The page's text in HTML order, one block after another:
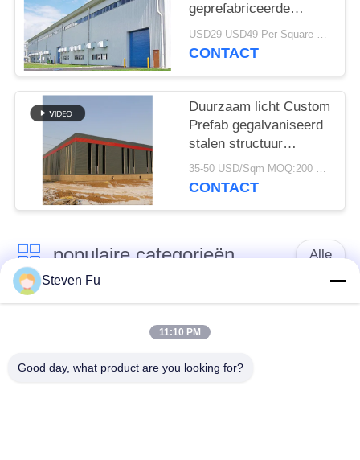
geprefabriceerde
industriële
staalstructuur
USD29-USD49 Per Square Meter MOQ:200 vierkante meter
CONTACT
Duurzaam licht Custom
Prefab gegalvaniseerd
stalen structuur
magazijn voor opslag 35-50 USD/Sqm MOQ:200 vierkante meter
CONTACT
populaire categorieën Alle
stalen structuur
De Workshop van de
staalstructuur
de bouw van de
De vervaardiging van
Steven Fu
11:10 PM
Good day, what product are you looking for?